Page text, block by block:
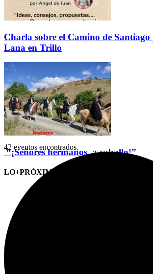
Charla sobre el Camino de
Lana en Trillo
“¡Señores hermanos, a caballo!”
LO+PRÓXIMO (CITAS)
42 eventos encontrados.